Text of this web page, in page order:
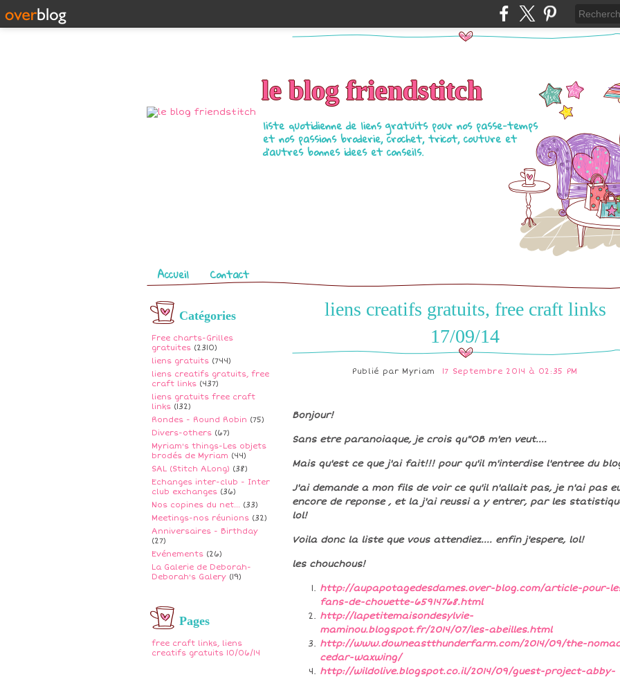
le blog friendstitch
liste quotidienne de liens gratuits pour nos passe-temps
et nos passions broderie, crochet, tricot, couture et
d'autres bonnes idees et conseils.
Pages
Accueil Contact
Catégories
Free charts-Grilles
gratuites (2310)
liens gratuits (744)
liens creatifs gratuits, free
craft links (437)
liens gratuits free craft
links (132)
Rondes - Round Robin (75)
Divers-others (67)
Myriam's things-Les objets
brodés de Myriam (44)
SAL (Stitch ALong) (38)
Echanges inter-club - Inter
club exchanges (36)
Nos copines du net... (33)
Meetings-nos réunions (32)
Anniversaires - Birthday
(27)
Evénements (26)
La Galerie de Deborah-
Deborah's Galery (19)
Pages
free craft links, liens
creatifs gratuits 10/06/14
liens creatifs gratuits, free craft links
17/09/14
Publié par Myriam 17 Septembre 2014 à 02:35 PM
Bonjour!
Sans etre paranoiaque, je crois qu"OB m'en veut....
Mais qu'est ce que j'ai fait!!! pour qu'il m'interdise l'entree du
J'ai demande a mon fils de voir ce qu'il n'allait pas, je n'ai pas
encore de reponse , et la j'ai reussi a y entrer, par les
lol!
Voila donc la liste que vous attendiez.... enfin j'espere, lol!
les chouchous!
http://aupapotagedesdames.over-blog.com/article-pour-
fans-de-chouette-65914768.html
http://lapetitemaisondesylvie-
maminou.blogspot.fr/2014/07/les-abeilles.html
http://www.downeastthunderfarm.com/2014/09/the-
cedar-waxwing/
http://wildolive.blogspot.co.il/2014/09/guest-project-abby-